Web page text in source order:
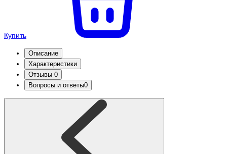
Купить
Описание
Характеристики
Отзывы 0
Вопросы и ответы0